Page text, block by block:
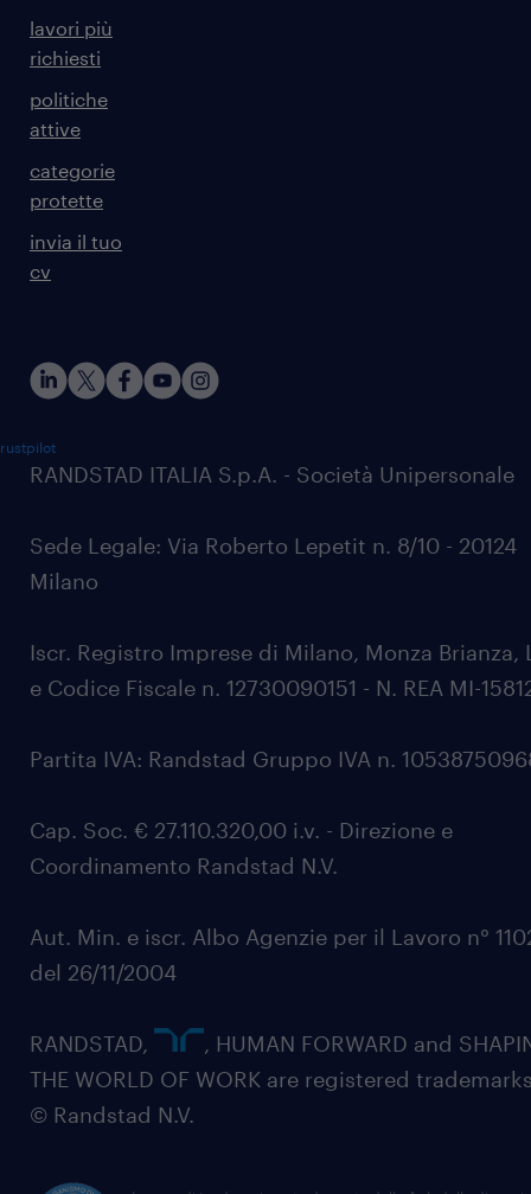
lavori più
richiesti
politiche
attive
categorie
protette
invia il tuo
cv
RANDSTAD ITALIA S.p.A. - Società Unipersonale
Sede Legale: Via Roberto Lepetit n. 8/10 - 20124
Milano
Iscr. Registro Imprese di Milano, Monza Brianza,
e Codice Fiscale n. 12730090151 - N. REA MI-
Partita IVA: Randstad Gruppo IVA n.
Cap. Soc. € 27.110.320,00 i.v. - Direzione e
Coordinamento Randstad N.V.
Aut. Min. e iscr. Albo Agenzie per il Lavoro n°
del 26/11/2004
RANDSTAD,
, HUMAN FORWARD and
THE WORLD OF WORK are registered
© Randstad N.V.